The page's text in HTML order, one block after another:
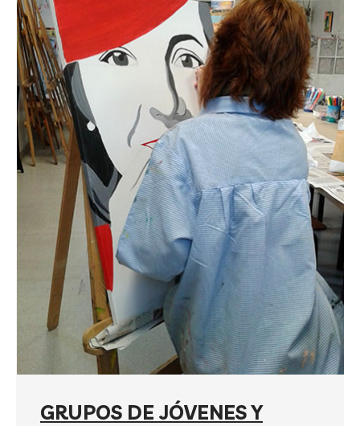
GRUPOS DE JÓVENES Y